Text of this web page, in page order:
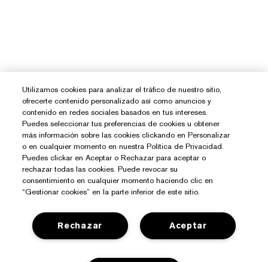
Utilizamos cookies para analizar el tráfico de nuestro sitio,
ofrecerte contenido personalizado así como anuncios y
contenido en redes sociales basados en tus intereses.
Puedes seleccionar tus preferencias de cookies u obtener
más información sobre las cookies clickando en Personalizar
o en cualquier momento en nuestra Política de Privacidad.
Puedes clickar en Aceptar o Rechazar para aceptar o
rechazar todas las cookies. Puede revocar su
consentimiento en cualquier momento haciendo clic en
“Gestionar cookies” en la parte inferior de este sitio.
Aceptar
Rechazar